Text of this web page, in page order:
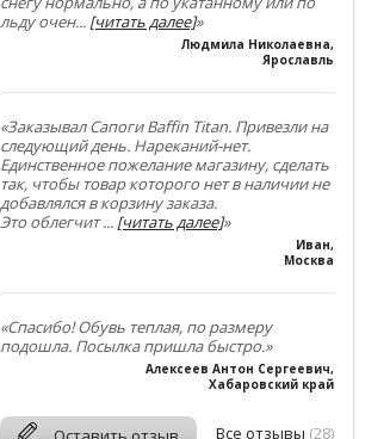
льду очен... [читать далее]»
Людмила Николаевна,
Ярославль
«Заказывал Сапоги Baffin Titan. Привезли на
следующий день. Нареканий-нет.
Единственное пожелание магазину, сделать
так, чтобы товар которого нет в наличии не
добавлялся в корзину заказа.
Это облегчит... [читать далее]»
Иван,
Москва
«Спасибо! Обувь теплая, по размеру
подошла. Посылка пришла быстро.»
Алексеев Антон Сергеевич,
Хабаровский край
Все отзывы (28)